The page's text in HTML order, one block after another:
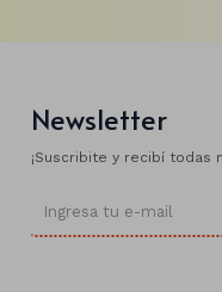
Newsletter
¡Suscribite y recibí todas